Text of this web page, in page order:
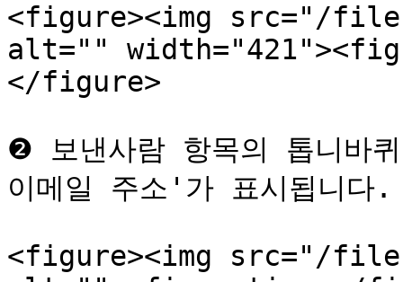
<figure><img src="/files/
alt=""
</figure>
❷ 보낸사람 항목의 톱니바
이메일 주소'가 표시됩니다.
<figure><img src="/